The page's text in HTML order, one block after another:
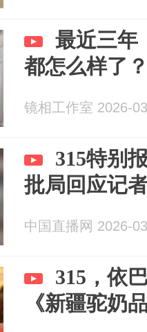
最近三年
都怎么样了
镜相工作室 2026-
315特别
批局回应记
中国直播网 2026-
315，依
《新疆驼奶